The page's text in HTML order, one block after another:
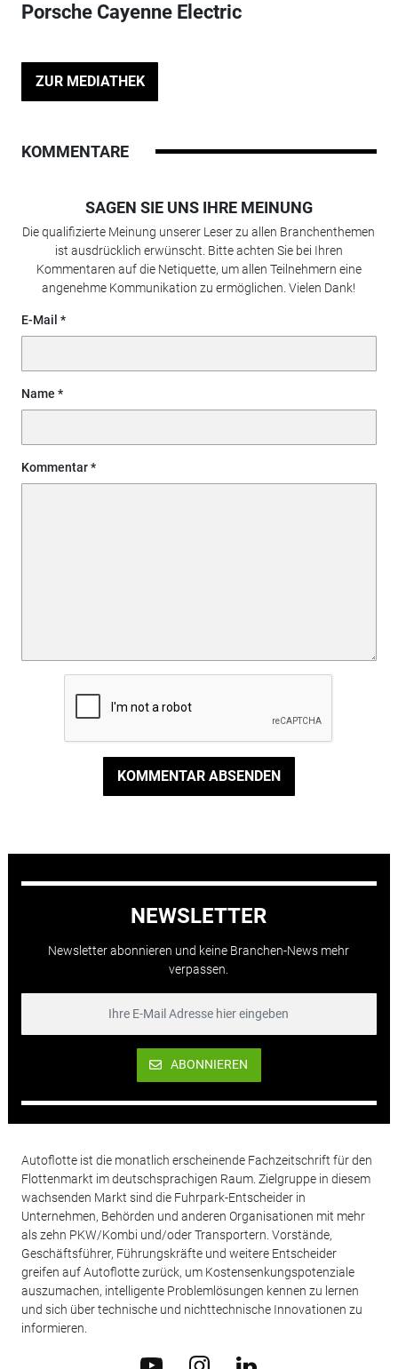
Porsche Cayenne Electric
ZUR MEDIATHEK
KOMMENTARE
SAGEN SIE UNS IHRE MEINUNG
Die qualifizierte Meinung unserer Leser zu allen Branchenthemen
ist ausdrücklich erwünscht. Bitte achten Sie bei Ihren
Kommentaren auf die Netiquette, um allen Teilnehmern eine
angenehme Kommunikation zu ermöglichen. Vielen Dank!
E-Mail
Name
Kommentar
KOMMENTAR ABSENDEN
NEWSLETTER
Newsletter abonnieren und keine Branchen-News mehr
verpassen.
ABONNIEREN
Autoflotte ist die monatlich erscheinende Fachzeitschrift für den
Flottenmarkt im deutschsprachigen Raum. Zielgruppe in diesem
wachsenden Markt sind die Fuhrpark-Entscheider in
Unternehmen, Behörden und anderen Organisationen mit mehr
als zehn PKW/Kombi und/oder Transportern. Vorstände,
Geschäftsführer, Führungskräfte und weitere Entscheider
greifen auf Autoflotte zurück, um Kostensenkungspotenziale
auszumachen, intelligente Problemlösungen kennen zu lernen
und sich über technische und nichttechnische Innovationen zu
informieren.